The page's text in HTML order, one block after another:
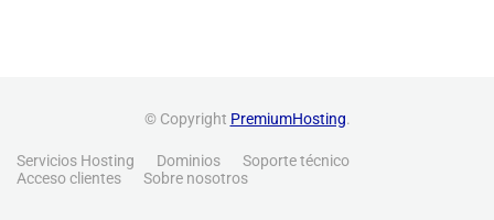
© Copyright PremiumHosting.
Servicios Hosting Dominios
Soporte técnico
Acceso clientes
Sobre nosotros